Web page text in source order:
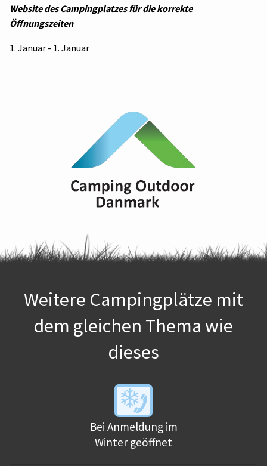
Website des Campingplatzes für die korrekte
Öffnungszeiten
1. Januar - 1. Januar
Weitere Campingplätze mit
dem gleichen Thema wie
dieses
Bei Anmeldung im
Winter geöffnet